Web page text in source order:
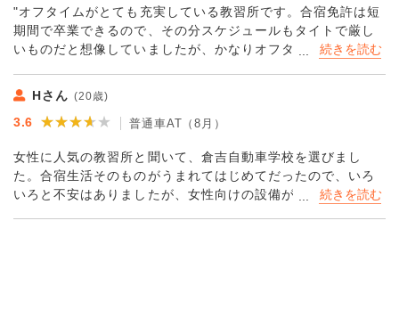
ことができましたので特に疲れをため込んでしまうようなこ
ともありませんでした。また別の免許を取得する機会があれ
ば、こちらの倉吉自動車学校を利用したいです。"
"オフタイムがとても充実している教習所です。合宿免許は短
期間で卒業できるので、その分スケジュールもタイトで厳し
いものだと想像していましたが、かなりオフタイムが多かっ
とができるフィットネスルームやシアタールーム、さらには
カラオケルームなどまで用意されていましたので、かなり充
実した毎日を送ることができました。
たので、部屋で動画を観たり、ネットを楽しんだりと、かな
り自由に過ごせてよかったです。楽しい合宿生活を送れまし
た。"
Hさん (20歳)
3.6 ★★★★★
★★★★★ 普通車AT（8月）
女性に人気の教習所と聞いて、倉吉自動車学校を選びまし
た。合宿生活そのものがうまれてはじめてだったので、いろ
いろと不安はありましたが、女性向けの設備がとても充実し